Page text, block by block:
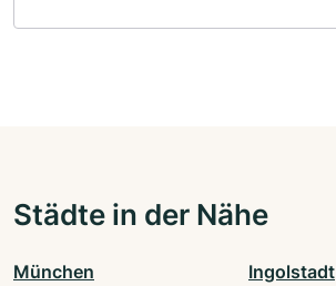
Städte in der Nähe
München Ingolstadt